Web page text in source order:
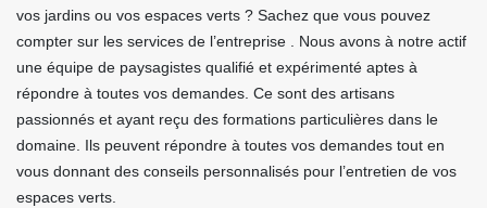
vos jardins ou vos espaces verts ? Sachez que vous pouvez
compter sur les services de l’entreprise . Nous avons à notre actif
une équipe de paysagistes qualifié et expérimenté aptes à
répondre à toutes vos demandes. Ce sont des artisans
passionnés et ayant reçu des formations particulières dans le
domaine. Ils peuvent répondre à toutes vos demandes tout en
vous donnant des conseils personnalisés pour l’entretien de vos
espaces verts.